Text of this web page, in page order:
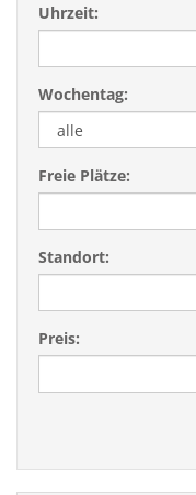
Uhrzeit:
Wochentag:
Freie Plätze:
Standort:
Preis: